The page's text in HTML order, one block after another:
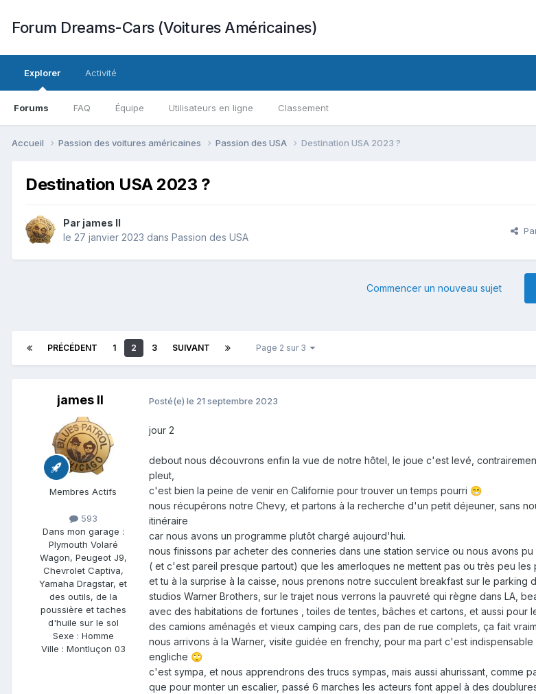
Forum Dreams-Cars (Voitures Américaines)
Explorer
Forums FAQ Équipe Utilisateurs en ligne Classement
Activité
Accueil Passion des voitures américaines Passion des USA Destination USA 2023 ?
Destination USA 2023 ?
Par james ll
le 27 janvier 2023 dans Passion des USA
Commencer un nouveau sujet
PRÉCÉDENT 1 2 3 SUIVANT Page 2 sur 3
james ll
Membres Actifs
593
Dans mon garage :
Plymouth Volaré
Wagon, Peugeot J9,
Chevrolet Captiva,
Yamaha Dragstar, et
des outils, de la
poussière et taches
d'huile sur le sol
Sexe : Homme
Ville : Montluçon 03
Posté(e) le 21 septembre 2023
jour 2
debout nous découvrons enfin la vue de notre hôtel, le joue c'est levé,
pleut,
c'est bien la peine de venir en Californie pour trouver un temps pourri 😁
nous récupérons notre Chevy, et partons à la recherche d'un petit déjeuner, sans
itinéraire
car nous avons un programme plutôt chargé aujourd'hui.
nous finissons par acheter des conneries dans une station service ou nous avons
( et c'est pareil presque partout) que les amerloques ne mettent pas ou très peu les
et tu à la surprise à la caisse, nous prenons notre succulent breakfast sur le parking
studios Warner Brothers, sur le trajet nous verrons la pauvreté qui règne dans LA,
avec des habitations de fortunes , toiles de tentes, bâches et cartons, et aussi pour
des camions aménagés et vieux camping cars, des pan de rue complets, ça fait
nous arrivons à la Warner, visite guidée en frenchy, pour ma part c'est indispensable
engliche 🙄
c'est sympa, et nous apprendrons des trucs sympas, mais aussi ahurissant, comme
que pour monter un escalier, passé 6 marches les acteurs font appel à des